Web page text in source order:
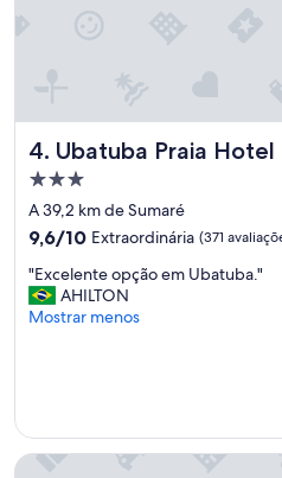
4. Ubatuba Praia Hotel
Ubatuba Praia Hotel
Propriedade
3.0
estrelas
A 39,2 km de Sumaré
9.6
10,
Extraordinária,
(371
9,6/10 Extraordinária (371
"
E
x
t
"Excelente opção em Ubatuba."
AHILTON
Mostrar menos
Hotel Areia Branca